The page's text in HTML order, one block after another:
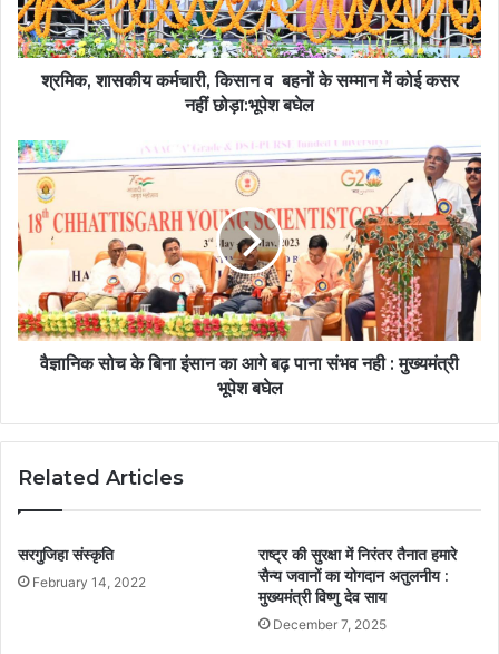
श्रमिक, शासकीय कर्मचारी, किसान व बहनों के सम्मान में कोई कसर
नहीं छोड़ा:भूपेश बघेल
वैज्ञानिक सोच के बिना इंसान का आगे बढ़ पाना संभव नही : मुख्यमंत्री
भूपेश बघेल
Related Articles
सरगुजिहा संस्कृति
February 14, 2022
राष्ट्र की सुरक्षा में निरंतर तैनात हमारे
सैन्य जवानों का योगदान अतुलनीय :
मुख्यमंत्री विष्णु देव साय
December 7, 2025